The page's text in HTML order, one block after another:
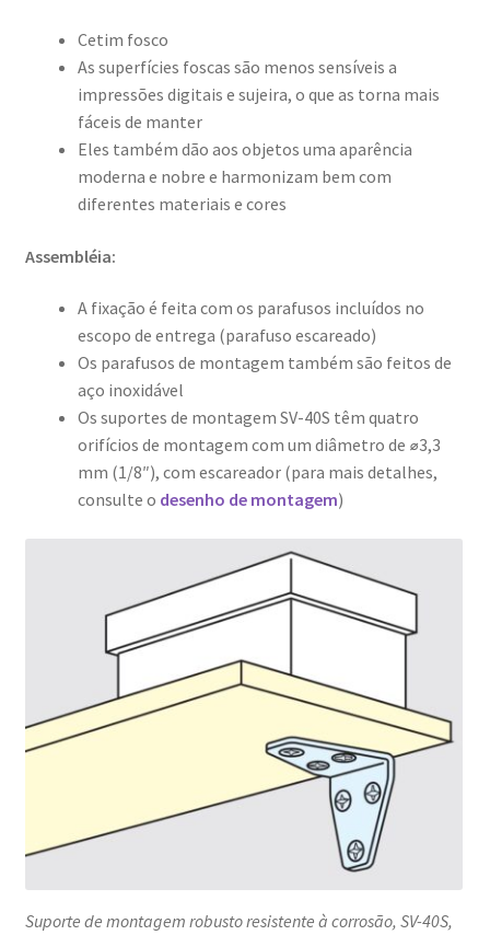
Cetim fosco
As superfícies foscas são menos sensíveis a
impressões digitais e sujeira, o que as torna mais
fáceis de manter
Eles também dão aos objetos uma aparência
moderna e nobre e harmonizam bem com
diferentes materiais e cores
Assembléia:
A fixação é feita com os parafusos incluídos no
escopo de entrega (parafuso escareado)
Os parafusos de montagem também são feitos de
aço inoxidável
Os suportes de montagem SV-40S têm quatro
orifícios de montagem com um diâmetro de ⌀3,3
mm (1/8″), com escareador (para mais detalhes,
consulte o desenho de montagem)
Suporte de montagem robusto resistente à corrosão, SV-40S,